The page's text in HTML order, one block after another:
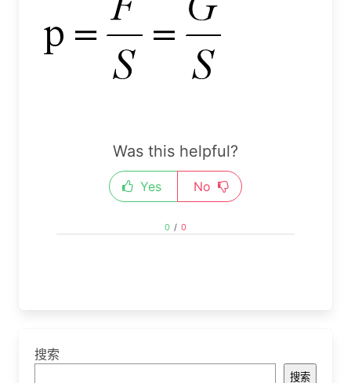
Was this helpful?
Yes No
0 / 0
搜索
搜索